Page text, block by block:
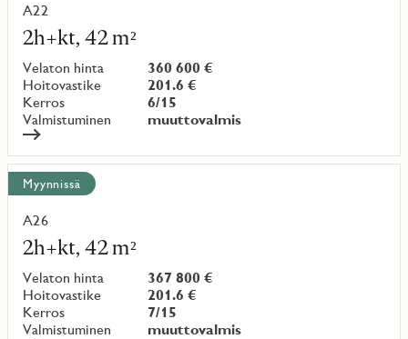
A22
2h+kt, 42 m²
Velaton hinta
360 600 €
Hoitovastike
201.6 €
Kerros
6/15
Valmistuminen
muuttovalmis
Lue
lisää
kohteesta
Myynnissä
A26
2h+kt, 42 m²
Velaton hinta
367 800 €
Hoitovastike
201.6 €
Kerros
7/15
Valmistuminen
muuttovalmis
Lue
lisää
kohteesta